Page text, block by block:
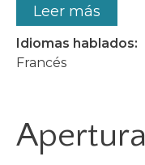
Leer más
Idiomas hablados:
Francés
Apertura